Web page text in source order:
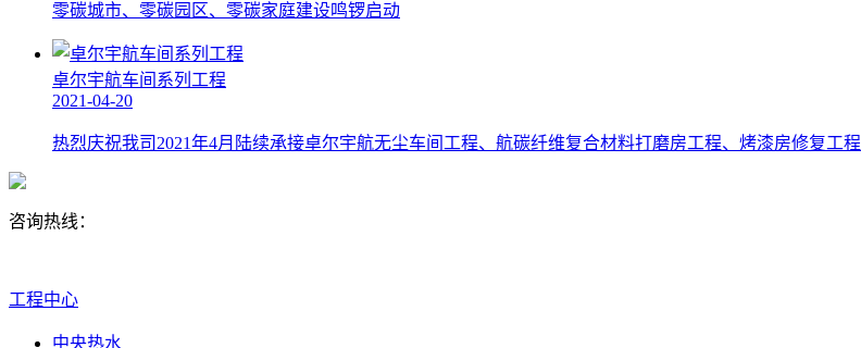
零碳城市、零碳园区、零碳家庭建设鸣锣启动
卓尔宇航车间系列工程
2021-04-20
热烈庆祝我司2021年4月陆续承接卓尔宇航无尘车间工程、航碳纤维复合材料打磨房工程、烤漆房修复工程
咨询热线：
工程中心
中央热水